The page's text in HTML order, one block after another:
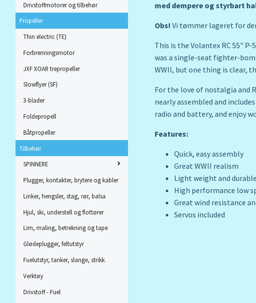
Drivstoffmotorer og tilbehør
Propeller
Thin electric (TE)
Forbrenningsmotor
JXF XOAR trepropeller
Slowflyer (SF)
3-blader
Foldepropell
Båtpropeller
Tilbehør
SPINNERE
Plugger, kontakter, brytere og kabler
Linker, hengsler, stag, rør, balsa
Hjul, ski, understell og flottører
Lim, maling, betrekning og tape
Glødeplugger, feltutstyr
Fuelutstyr, tanker, slange, strikk
Verktøy
Drivstoff - Fuel
med dempere og styrbart
Obs! Vi tømmer lageret for
This is the Volantex RC 55"
was a single-seat fighter-
WWII, but one thing is clear,
For the love of nostalgia and
nearly assembled and
radio and battery, and enjoy
Features:
Quick, easy assembly
Great WWII realism
Light weight and
High performance low
Great wind resistance
Servos included